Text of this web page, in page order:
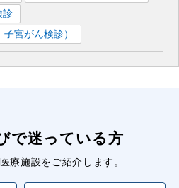
診
宮がん検診）
で迷っている方
療施設をご紹介します。